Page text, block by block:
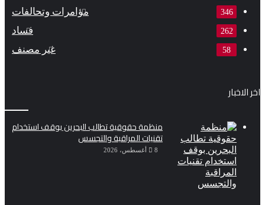
مؤامرات وتحالفات 346
فساد 262
غير مصنف 58
اخر الاخبار
منظمة حقوقية تطالب البحرين بوقف استخدام
تقنيات المراقبة والتجسس
8 أغسطس، 2026